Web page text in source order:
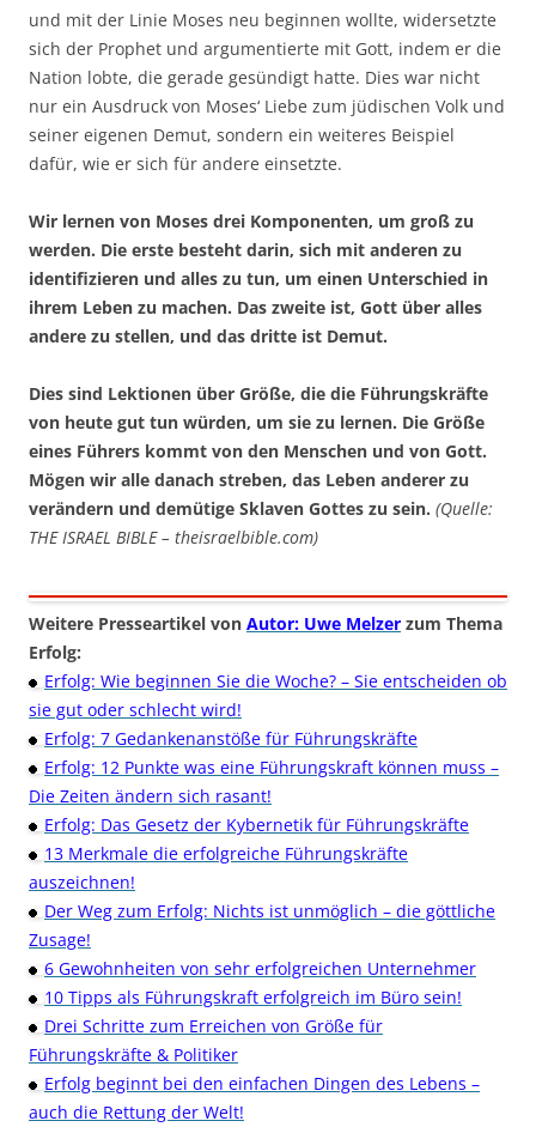
und mit der Linie Moses neu beginnen wollte, widersetzte
sich der Prophet und argumentierte mit Gott, indem er die
Nation lobte, die gerade gesündigt hatte. Dies war nicht
nur ein Ausdruck von Moses‘ Liebe zum jüdischen Volk und
seiner eigenen Demut, sondern ein weiteres Beispiel
dafür, wie er sich für andere einsetzte.
Wir lernen von Moses drei Komponenten, um groß zu
werden. Die erste besteht darin, sich mit anderen zu
identifizieren und alles zu tun, um einen Unterschied in
ihrem Leben zu machen. Das zweite ist, Gott über alles
andere zu stellen, und das dritte ist Demut.
Dies sind Lektionen über Größe, die die Führungskräfte
von heute gut tun würden, um sie zu lernen. Die Größe
eines Führers kommt von den Menschen und von Gott.
Mögen wir alle danach streben, das Leben anderer zu
verändern und demütige Sklaven Gottes zu sein. (Quelle:
THE ISRAEL BIBLE – theisraelbible.com)
Weitere Presseartikel von Autor: Uwe Melzer zum Thema
Erfolg:
Erfolg: Wie beginnen Sie die Woche? – Sie entscheiden ob
sie gut oder schlecht wird!
Erfolg: 7 Gedankenanstöße für Führungskräfte
Erfolg: 12 Punkte was eine Führungskraft können muss –
Die Zeiten ändern sich rasant!
Erfolg: Das Gesetz der Kybernetik für Führungskräfte
13 Merkmale die erfolgreiche Führungskräfte
auszeichnen!
Der Weg zum Erfolg: Nichts ist unmöglich – die göttliche
Zusage!
6 Gewohnheiten von sehr erfolgreichen Unternehmer
10 Tipps als Führungskraft erfolgreich im Büro sein!
Drei Schritte zum Erreichen von Größe für
Führungskräfte & Politiker
Erfolg beginnt bei den einfachen Dingen des Lebens –
auch die Rettung der Welt!